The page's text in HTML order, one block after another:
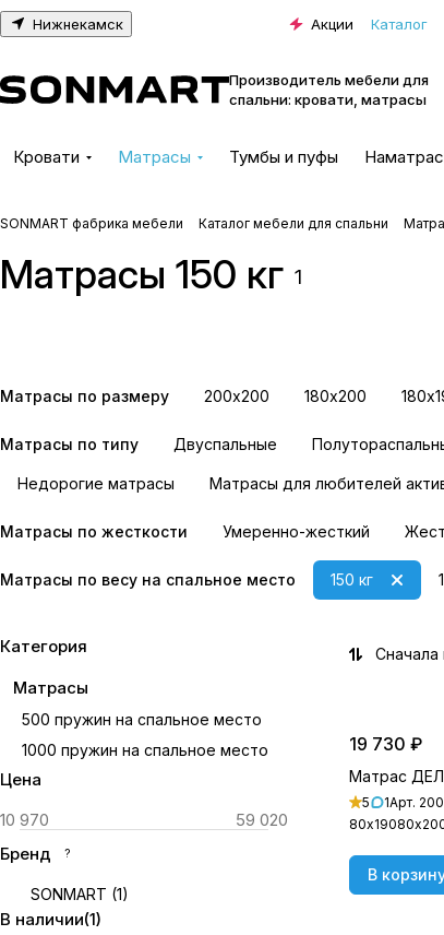
Нижнекамск Акции Каталог
Производитель мебели для
спальни: кровати, матрасы
Кровати Матрасы Тумбы и пуфы
SONMART фабрика мебели Каталог мебели для спальни
Матрасы 150 кг 1
500 пружин на спальное
место
Матрасы по размеру 200х200 180х200
Матрасы по типу Двуспальные
Недорогие матрасы Матрасы для любителей
Матрасы по жесткости Умеренно-жесткий
Матрасы по весу на спальное место 150 кг
Сначала
19 730 ₽
Матрас
5 1Арт.
80х190
В
Категория
Матрасы
500 пружин на спальное место
1000 пружин на спальное место
Цена
Бренд ?
SONMART (1)
В наличии(1)